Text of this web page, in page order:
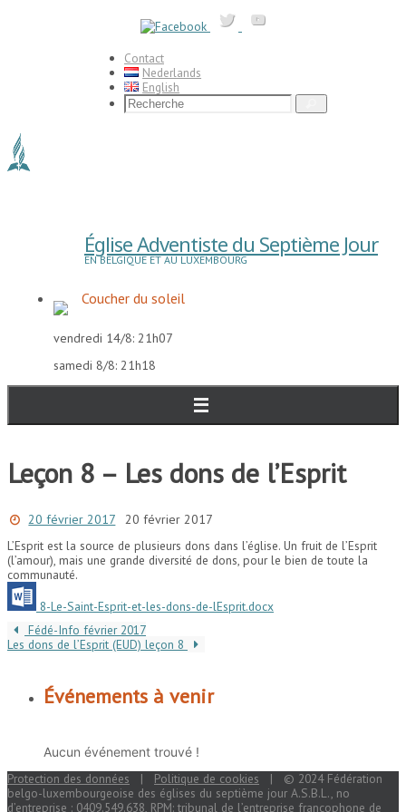
Contact
Nederlands
English
Search
for:
Église Adventiste du Septième Jour
EN BELGIQUE ET AU LUXEMBOURG
Coucher du soleil
vendredi 14/8: 21h07
samedi 8/8: 21h18
Leçon 8 – Les dons de l’Esprit
20 février 2017
20 février 2017
L’Esprit est la source de plusieurs dons dans l’église. Un fruit de l’Esprit
(l’amour), mais une grande diversité de dons, pour le bien de toute la
communauté.
8-Le-Saint-Esprit-et-les-dons-de-lEsprit.docx
Fédé-Info février 2017
Les dons de l’Esprit (EUD) leçon 8
Événements à venir
Aucun événement trouvé !
Protection des données | Politique de cookies | © 2024 Fédération
belgo-luxembourgeoise des églises du septième jour A.S.B.L., no
d’entreprise : 0409.549.638, RPM: tribunal de l’entreprise francophone de